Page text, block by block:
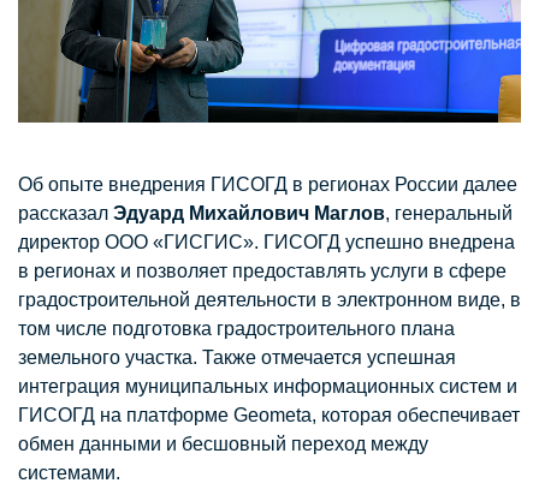
Об опыте внедрения ГИСОГД в регионах России далее
рассказал Эдуард Михайлович Маглов, генеральный
директор ООО «ГИСГИС». ГИСОГД успешно внедрена
в регионах и позволяет предоставлять услуги в сфере
градостроительной деятельности в электронном виде, в
том числе подготовка градостроительного плана
земельного участка. Также отмечается успешная
интеграция муниципальных информационных систем и
ГИСОГД на платформе Geometa, которая обеспечивает
обмен данными и бесшовный переход между
системами.